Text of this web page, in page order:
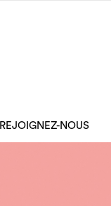
REJOIGNEZ-NOUS